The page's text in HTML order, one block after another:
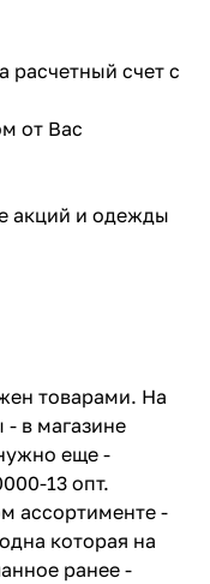
расчетный счет с
от Вас
акций и одежды
товарами. На
- в магазине
еще -
13 опт.
ассортименте -
которая на
ранее -